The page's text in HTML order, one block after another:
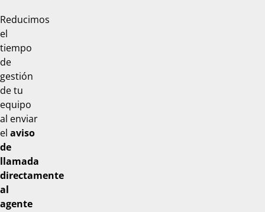
Reducimos
el
tiempo
de
gestión
de tu
equipo
al enviar
el aviso
de
llamada
directamente
al
agente